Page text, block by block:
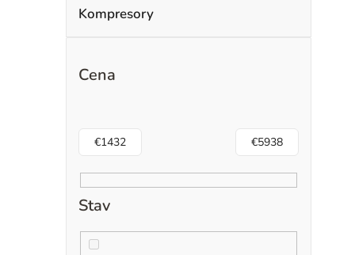
Kompresory
Cena
€1432 €5938
Stav